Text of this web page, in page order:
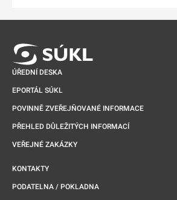
ÚŘEDNÍ DESKA
EPORTÁL SÚKL
POVINNĚ ZVEŘEJŇOVANÉ INFORMACE
PŘEHLED DŮLEŽITÝCH INFORMACÍ
VEŘEJNÉ ZAKÁZKY
KONTAKTY
PODATELNA / POKLADNA